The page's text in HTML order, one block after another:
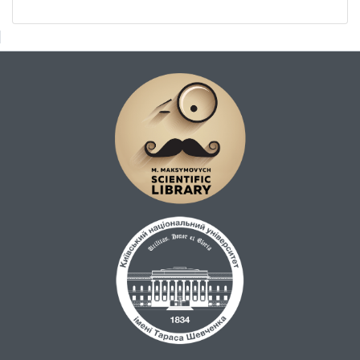
ракетобудівного заводу. Просування по
виробничій та партійній лініях відбувалося
посаду секретаря парткому КБ
«Південне», що сприяло його подальшому
росту та активності в суспільно-
політичному житті. В 1980 р. Л. Кучма став
секретарем партійного комітету усього
виробничого об’єднання
«Південний машинобудівний завод», що
зробило його за посадою автоматично
членом ЦК КПУ. В 1980-ті рр. він
продовжував займатися виробничою
діяльністю в КБ «Південне» на посаді
першого заступника начальника і
головного конструктора КБ В. Уткіна.
Вершиною його трудового етапу життя на